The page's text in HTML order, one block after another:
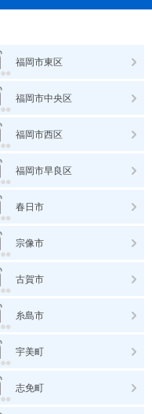
福岡市東区
福岡市中央区
福岡市西区
福岡市早良区
春日市
宗像市
古賀市
糸島市
宇美町
志免町